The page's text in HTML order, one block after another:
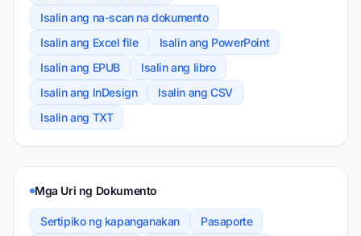
Isalin ang na-scan na dokumento
Isalin ang Excel file
Isalin ang PowerPoint
Isalin ang EPUB
Isalin ang libro
Isalin ang InDesign
Isalin ang CSV
Isalin ang TXT
Mga Uri ng Dokumento
Sertipiko ng kapanganakan
Pasaporte